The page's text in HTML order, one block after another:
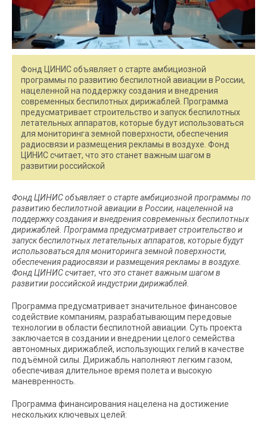
Фонд ЦИНИС объявляет о старте амбициозной
программы по развитию беспилотной авиации в России,
нацеленной на поддержку создания и внедрения
современных беспилотных дирижаблей. Программа
предусматривает строительство и запуск беспилотных
летательных аппаратов, которые будут использоваться
для мониторинга земной поверхности, обеспечения
радиосвязи и размещения рекламы в воздухе. Фонд
ЦИНИС считает, что это станет важным шагом в
развитии российской
Фонд ЦИНИС объявляет о старте амбициозной программы по
развитию беспилотной авиации в России, нацеленной на
поддержку создания и внедрения современных беспилотных
дирижаблей. Программа предусматривает строительство и
запуск беспилотных летательных аппаратов, которые будут
использоваться для мониторинга земной поверхности,
обеспечения радиосвязи и размещения рекламы в воздухе.
Фонд ЦИНИС считает, что это станет важным шагом в
развитии российской индустрии дирижаблей.
Программа предусматривает значительное финансовое
содействие компаниям, разрабатывающим передовые
технологии в области беспилотной авиации. Суть проекта
заключается в создании и внедрении целого семейства
автономных дирижаблей, использующих гелий в качестве
подъёмной силы. Дирижабль наполняют легким газом,
обеспечивая длительное время полета и высокую
маневренность.
Программа финансирования нацелена на достижение
нескольких ключевых целей: